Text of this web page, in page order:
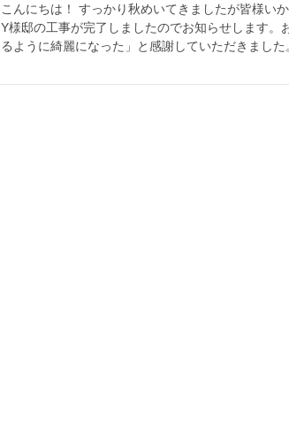
こんにちは！ すっかり秋めいてきましたが皆様い
Y様邸の工事が完了しましたのでお知らせします。
るように綺麗になった」と感謝していただきまし